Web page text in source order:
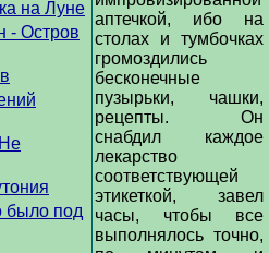
на Луне
- Остров
было под
аптечкой, ибо на
столах и тумбочках
громоздились
бесконечные
пузырьки, чашки,
рецепты. Он
снабдил каждое
лекарство
соответствующей
этикеткой, завел
часы, чтобы все
выполнялось точно,